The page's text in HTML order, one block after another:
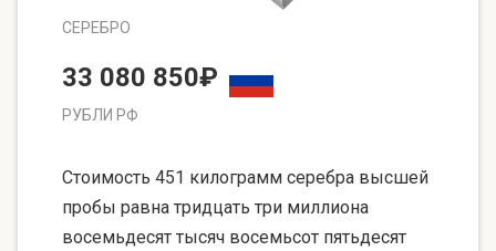
СЕРЕБРО
33 080 850₽
РУБЛИ РФ
Стоимость 451 килограмм серебра высшей
пробы равна тридцать три миллиона
восемьдесят тысяч восемьсот пятьдесят